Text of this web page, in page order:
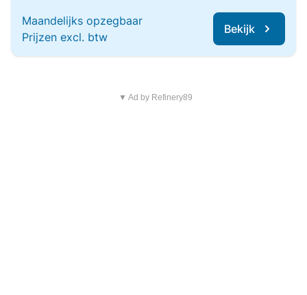
Maandelijks opzegbaar
Prijzen excl. btw
Bekijk
▼ Ad by Refinery89